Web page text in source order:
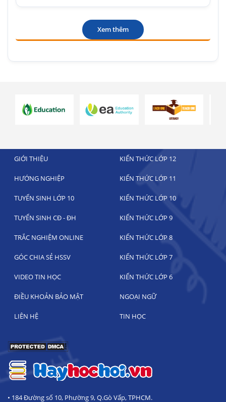
Xem thêm
GIỚI THIỆU KIẾN THỨC LỚP 12
HƯỚNG NGHIỆP KIẾN THỨC LỚP 11
TUYỂN SINH LỚP 10 KIẾN THỨC LỚP 10
TUYỂN SINH CĐ - ĐH KIẾN THỨC LỚP 9
TRẮC NGHIỆM ONLINE KIẾN THỨC LỚP 8
GÓC CHIA SẺ HSSV KIẾN THỨC LỚP 7
VIDEO TIN HỌC KIẾN THỨC LỚP 6
ĐIỀU KHOẢN BẢO MẬT NGOẠI NGỮ
LIÊN HỆ TIN HỌC
• 184 Đường số 10, Phường 9, Q.Gò Vấp, TPHCM.